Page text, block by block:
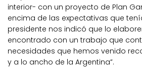
interior- con un proyecto de Plan
encima de las expectativas que
presidente nos indicó que lo
encontrado con un trabajo que
necesidades que hemos venido
y a lo ancho de la Argentina”.